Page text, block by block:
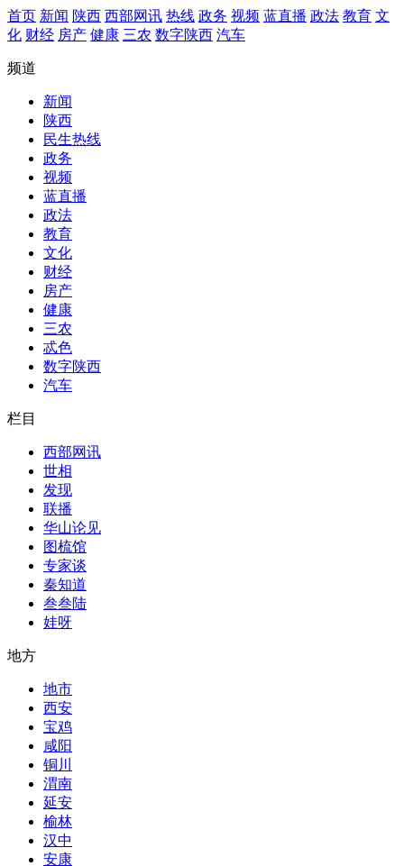
首页 新闻 陕西 西部网讯 热线 政务 视频 蓝直播 政法 教育 文
化 财经 房产 健康 三农 数字陕西 汽车
频道
新闻
陕西
民生热线
政务
视频
蓝直播
政法
教育
文化
财经
房产
健康
三农
忒色
数字陕西
汽车
栏目
西部网讯
世相
发现
联播
华山论见
图梳馆
专家谈
秦知道
叁叁陆
娃呀
地方
地市
西安
宝鸡
咸阳
铜川
渭南
延安
榆林
汉中
安康